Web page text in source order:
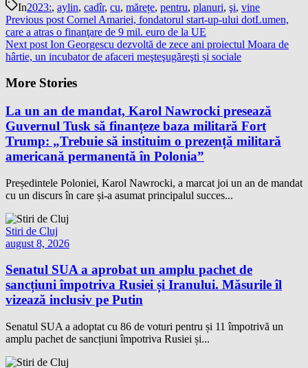
In2023:, aylin, cadîr, cu, mărețe, pentru, planuri, şi, vine
Previous post Cornel Amariei, fondatorul start-up-ului dotLumen,
care a atras o finanţare de 9 mil. euro de la UE
Next post Ion Georgescu dezvoltă de zece ani proiectul Moara de
hârtie, un incubator de afaceri meşteşugăreşti și sociale
More Stories
La un an de mandat, Karol Nawrocki presează
Guvernul Tusk să finanțeze baza militară Fort
Trump: „Trebuie să instituim o prezență militară
americană permanentă în Polonia”
Președintele Poloniei, Karol Nawrocki, a marcat joi un an de mandat
cu un discurs în care și-a asumat principalul succes...
Stiri de Cluj
august 8, 2026
Senatul SUA a aprobat un amplu pachet de
sancțiuni împotriva Rusiei și Iranului. Măsurile îl
vizează inclusiv pe Putin
Senatul SUA a adoptat cu 86 de voturi pentru și 11 împotrivă un
amplu pachet de sancțiuni împotriva Rusiei și...